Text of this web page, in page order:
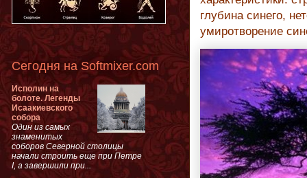
глубина синего,
умиротворение
Сегодня на Softmixer.com
Исполин на
болоте. Легенды
Исаакиевского
собора
Один из самых
знаменитых
соборов Северной столицы
начали строить еще при Петре
I, а завершили при...